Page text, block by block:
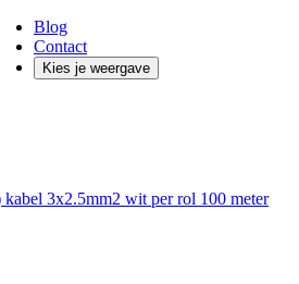
Blog
Contact
Kies je weergave
3x2.5mm2 wit per rol 100 meter